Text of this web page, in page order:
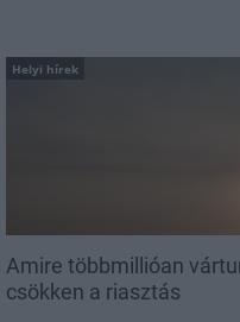
Helyi hírek
Amire többmillióan
csökken a riasztás